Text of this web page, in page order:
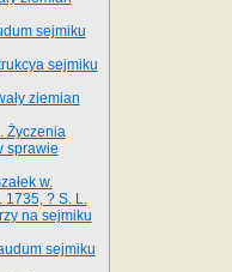
sejmiku
sejmiku
ziemian
Życzenia
sprawie
w.
1735, ? S. L.
na sejmiku
sejmiku